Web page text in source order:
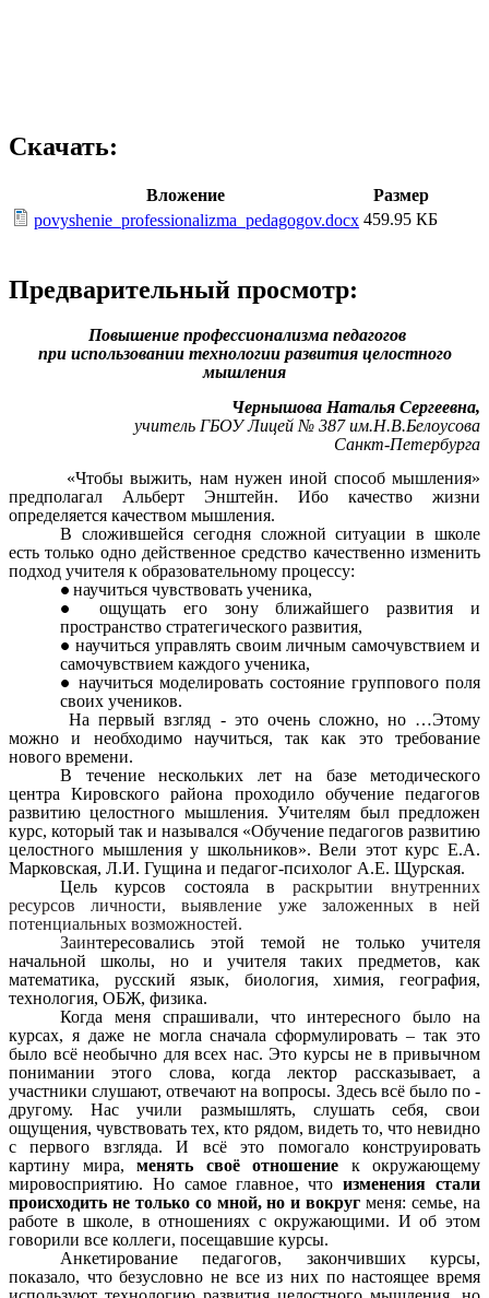
Скачать:
Вложение
Размер
povyshenie_professionalizma_pedagogov.docx 459.95 КБ
Предварительный просмотр:
Повышение профессионализма педагогов
при использовании технологии развития целостного
мышления
Чернышова Наталья Сергеевна,
учитель ГБОУ Лицей № 387 им.Н.В.Белоусова
Санкт-Петербурга
«Чтобы выжить, нам нужен иной способ мышления»
предполагал Альберт Энштейн. Ибо качество жизни
определяется качеством мышления.
В сложившейся сегодня сложной ситуации в школе
есть только одно действенное средство качественно изменить
подход учителя к образовательному процессу:
научиться чувствовать ученика,
ощущать его зону ближайшего развития и
пространство стратегического развития,
научиться управлять своим личным самочувствием и
самочувствием каждого ученика,
научиться моделировать состояние группового поля
своих учеников.
На первый взгляд - это очень сложно, но …Этому
можно и необходимо научиться, так как это требование
нового времени.
В течение нескольких лет на базе методического
центра Кировского района проходило обучение педагогов
развитию целостного мышления. Учителям был предложен
курс, который так и назывался «Обучение педагогов развитию
целостного мышления у школьников». Вели этот курс Е.А.
Марковская, Л.И. Гущина и педагог-психолог А.Е. Щурская.
Цель курсов состояла в раскрытии внутренних
ресурсов личности, выявление уже заложенных в ней
потенциальных возможностей.
Заинтересовались этой темой не только учителя
начальной школы, но и учителя таких предметов, как
математика, русский язык, биология, химия, география,
технология, ОБЖ, физика.
Когда меня спрашивали, что интересного было на
курсах, я даже не могла сначала сформулировать – так это
было всё необычно для всех нас. Это курсы не в привычном
понимании этого слова, когда лектор рассказывает, а
участники слушают, отвечают на вопросы. Здесь всё было по -
другому. Нас учили размышлять, слушать себя, свои
ощущения, чувствовать тех, кто рядом, видеть то, что невидно
с первого взгляда. И всё это помогало конструировать
картину мира, менять своё отношение к окружающему
мировосприятию. Но самое главное, чтоизменения стали
происходить не только со мной, но и вокруг меня: семье, на
работе в школе, в отношениях с окружающими. И об этом
говорили все коллеги, посещавшие курсы.
Анкетирование педагогов, закончивших курсы,
показало, что безусловно не все из них по настоящее время